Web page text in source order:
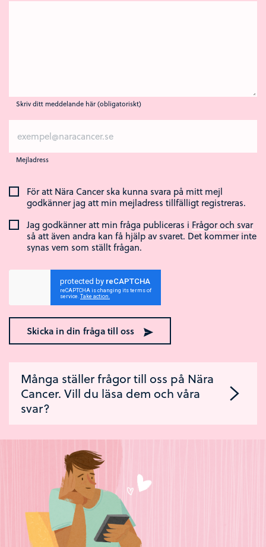
Skriv ditt meddelande här (obligatoriskt)
Mejladress
För att Nära Cancer ska kunna svara på mitt mejl
godkänner jag att min mejladress tillfälligt registreras.
Jag godkänner att min fråga publiceras i Frågor och svar
så att även andra kan få hjälp av svaret. Det kommer inte
synas vem som ställt frågan.
Skicka in din fråga till oss
Många ställer frågor till oss på Nära
Cancer. Vill du läsa dem och våra
svar?